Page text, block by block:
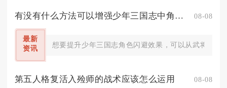
有没有什么方法可以增强少年三国志中角色的闪避效果 08-08
最新
资讯
想要提升少年三国志角色闪避效果，可以从武将技
第五人格复活入殓师的战术应该怎么运用 08-08